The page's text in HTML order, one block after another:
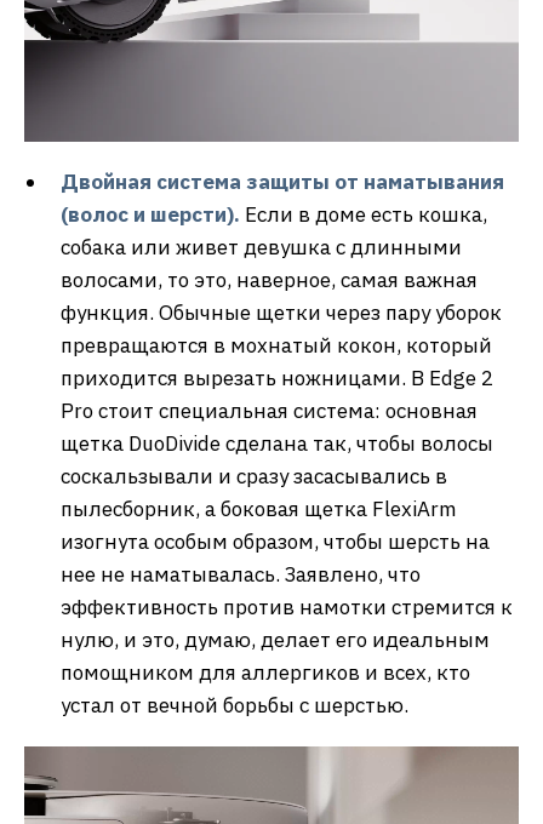
Двойная система защиты от наматывания
(волос и шерсти). Если в доме есть кошка,
собака или живет девушка с длинными
волосами, то это, наверное, самая важная
функция. Обычные щетки через пару уборок
превращаются в мохнатый кокон, который
приходится вырезать ножницами. В Edge 2
Pro стоит специальная система: основная
щетка DuoDivide сделана так, чтобы волосы
соскальзывали и сразу засасывались в
пылесборник, а боковая щетка FlexiArm
изогнута особым образом, чтобы шерсть на
нее не наматывалась. Заявлено, что
эффективность против намотки стремится к
нулю, и это, думаю, делает его идеальным
помощником для аллергиков и всех, кто
устал от вечной борьбы с шерстью.